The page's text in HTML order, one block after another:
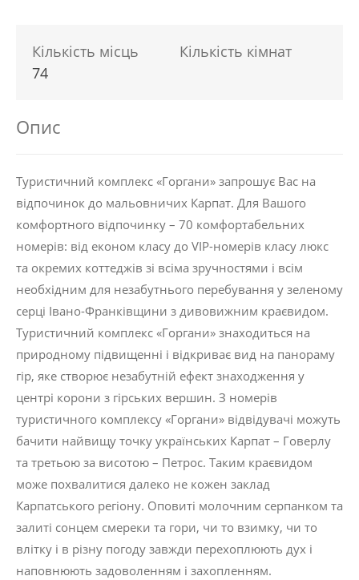
Кількість місць
74
Кількість кімнат
Опис
Туристичний комплекс «Горгани» запрошує Вас на
відпочинок до мальовничих Карпат. Для Вашого
комфортного відпочинку – 70 комфортабельних
номерів: від економ класу до VIP-номерів класу люкс
та окремих коттеджів зі всіма зручностями і всім
необхідним для незабутнього перебування у зеленому
серці Івано-Франківщини з дивовижним краєвидом.
Туристичний комплекс «Горгани» знаходиться на
природному підвищенні і відкриває вид на панораму
гір, яке створює незабутній ефект знаходження у
центрі корони з гірських вершин. З номерів
туристичного комплексу «Горгани» відвідувачі можуть
бачити найвищу точку українських Карпат – Говерлу
та третьою за висотою – Петрос. Таким краєвидом
може похвалитися далеко не кожен заклад
Карпатського регіону. Оповиті молочним серпанком та
залиті сонцем смереки та гори, чи то взимку, чи то
влітку і в різну погоду завжди перехоплюють дух і
наповнюють задоволенням і захопленням.